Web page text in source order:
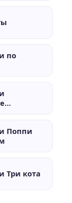
по
Поппи
Три кота